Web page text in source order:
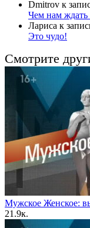
Dmitrov к
Чем нам ждать
Лариса к
Это чудо!
Смотрите
Мужское Женское:
21.9к.